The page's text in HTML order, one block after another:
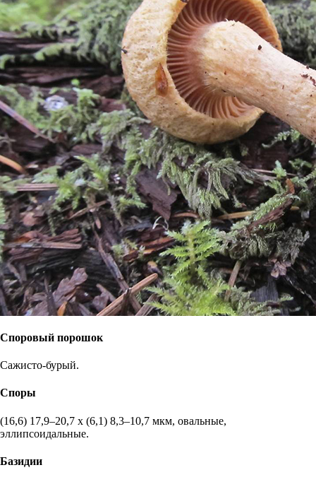
Споровый порошок
Cажисто-бурый.
Споры
(16,6) 17,9–20,7 х (6,1) 8,3–10,7 мкм, овальные,
эллипсоидальные.
Базидии